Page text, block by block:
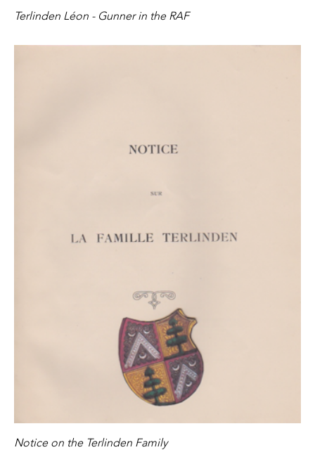
Terlinden Léon - Gunner in the RAF
Notice on the Terlinden Family